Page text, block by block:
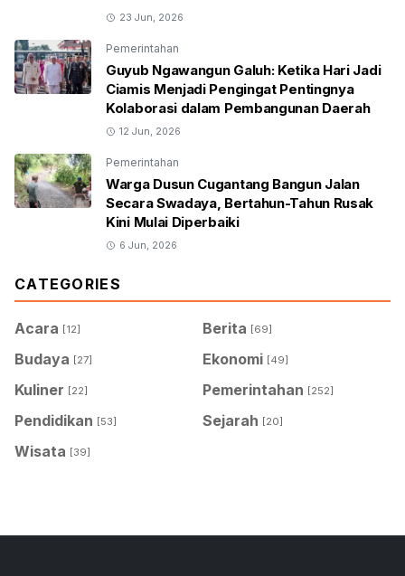
23 Jun, 2026
Pemerintahan
Guyub Ngawangun Galuh: Ketika Hari Jadi
Ciamis Menjadi Pengingat Pentingnya
Kolaborasi dalam Pembangunan Daerah
12 Jun, 2026
Pemerintahan
Warga Dusun Cugantang Bangun Jalan
Secara Swadaya, Bertahun-Tahun Rusak
Kini Mulai Diperbaiki
6 Jun, 2026
CATEGORIES
Acara [12] Berita [69]
Budaya [27] Ekonomi [49]
Kuliner [22] Pemerintahan [252]
Pendidikan [53] Sejarah [20]
Wisata [39]